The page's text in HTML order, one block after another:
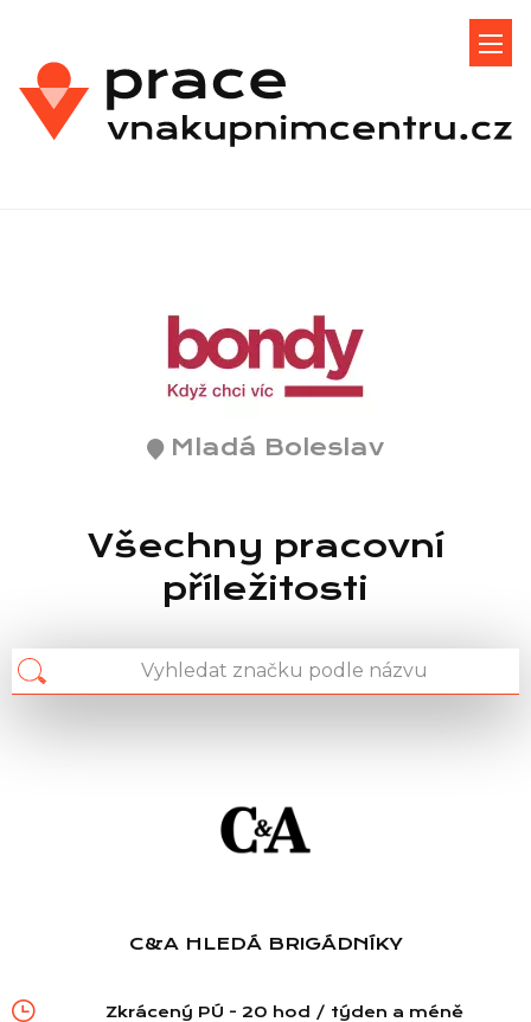
Mladá Boleslav
Všechny pracovní
příležitosti
C&A HLEDÁ BRIGÁDNÍKY
Zkrácený PÚ - 20 hod / týden a méně